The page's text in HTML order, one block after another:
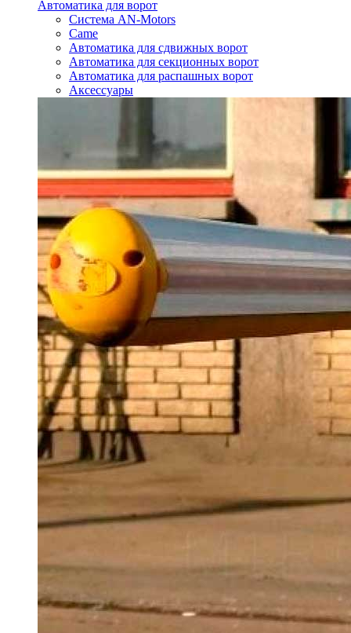
Автоматика для ворот
Система AN-Motors
Came
Автоматика для сдвижных ворот
Автоматика для секционных ворот
Автоматика для распашных ворот
Аксессуары